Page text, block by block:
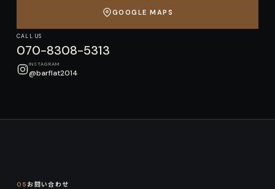
GOOGLE MAPS
CALL US
070-8308-5313
INSTAGRAM
@barflat2014
05 お問い合わせ